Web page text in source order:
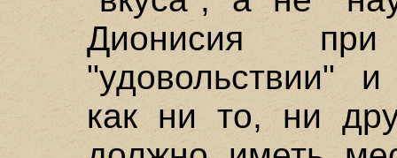
Дионисия
"удовольствии"
как ни то, ни